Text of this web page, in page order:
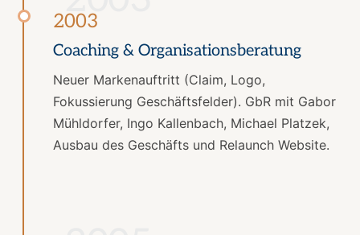
2003
Coaching & Organisationsberatung
Neuer Markenauftritt (Claim, Logo,
Fokussierung Geschäftsfelder). GbR mit Gabor
Mühldorfer, Ingo Kallenbach, Michael Platzek,
Ausbau des Geschäfts und Relaunch Website.